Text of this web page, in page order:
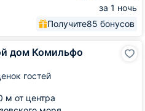
за 1 ночь
Получите85 бонусов
дом Комильфо
гостей
м от центра